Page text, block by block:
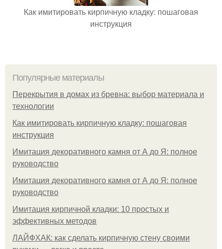
Как имитировать кирпичную кладку: пошаговая
инструкция
Популярные материалы
Перекрытия в домах из бревна: выбор материала и
технологии
Как имитировать кирпичную кладку: пошаговая
инструкция
Имитация декоративного камня от А до Я: полное
руководство
Имитация декоративного камня от А до Я: полное
руководство
Имитация кирпичной кладки: 10 простых и
эффективных методов
ЛАЙФХАК: как сделать кирпичную стену своими